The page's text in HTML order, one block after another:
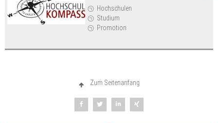
Hochschulen
Studium
Promotion
Zum Seitenanfang